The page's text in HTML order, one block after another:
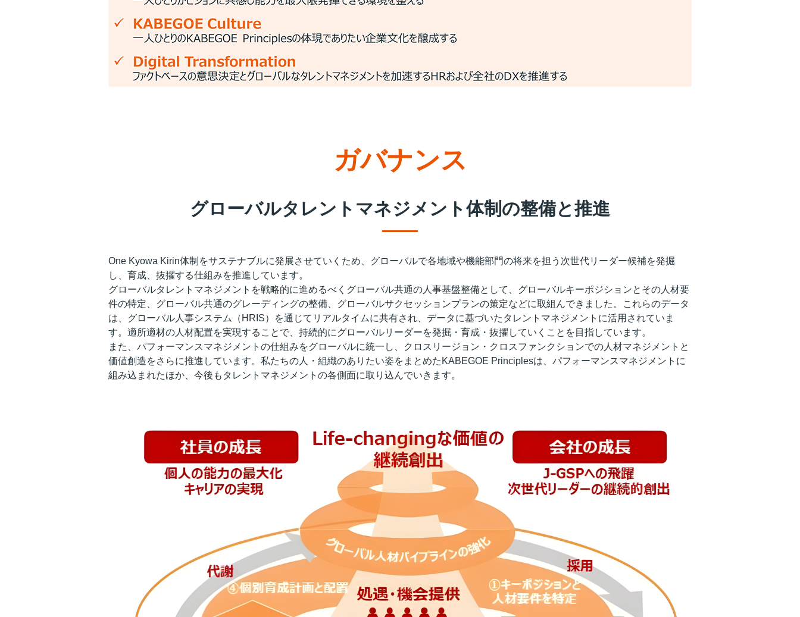
ガバナンス
グローバルタレントマネジメント体制の整備と推進
One Kyowa Kirin体制をサステナブルに発展させていくため、グローバルで各地域や機能部門の将来を担う次世代リーダー候補を発掘
し、育成、抜擢する仕組みを推進しています。
グローバルタレントマネジメントを戦略的に進めるべくグローバル共通の人事基盤整備として、グローバルキーポジションとその人材要
件の特定、グローバル共通のグレーディングの整備、グローバルサクセッションプランの策定などに取組んできました。これらのデータ
は、グローバル人事システム（HRIS）を通じてリアルタイムに共有され、データに基づいたタレントマネジメントに活用されていま
す。適所適材の人材配置を実現することで、持続的にグローバルリーダーを発掘・育成・抜擢していくことを目指しています。
また、パフォーマンスマネジメントの仕組みをグローバルに統一し、クロスリージョン・クロスファンクションでの人材マネジメントと
価値創造をさらに推進しています。私たちの人・組織のありたい姿をまとめたKABEGOE Principlesは、パフォーマンスマネジメントに
組み込まれたほか、今後もタレントマネジメントの各側面に取り込んでいきます。